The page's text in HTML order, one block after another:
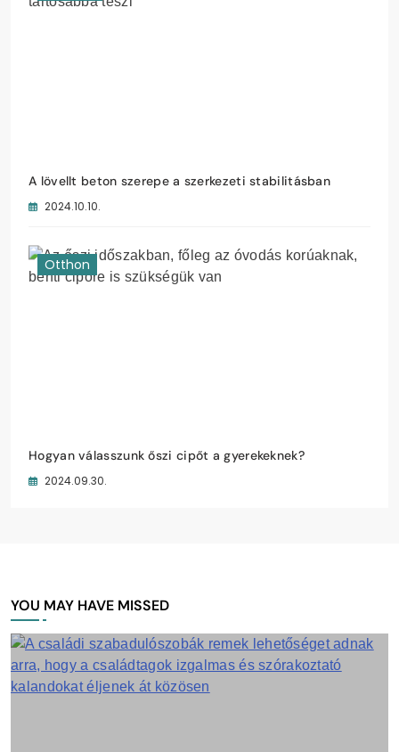
A lövellt beton szerepe a szerkezeti stabilitásban
2024.10.10.
Otthon
Hogyan válasszunk őszi cipőt a gyerekeknek?
2024.09.30.
YOU MAY HAVE MISSED